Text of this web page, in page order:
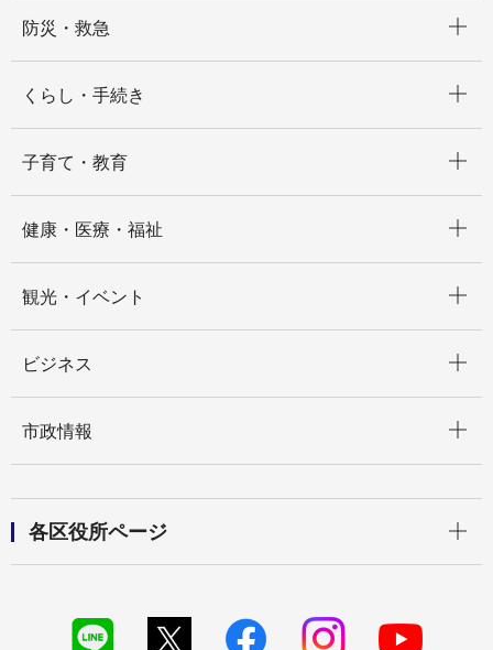
防災・救急
くらし・手続き
子育て・教育
健康・医療・福祉
観光・イベント
ビジネス
市政情報
各区役所ページ